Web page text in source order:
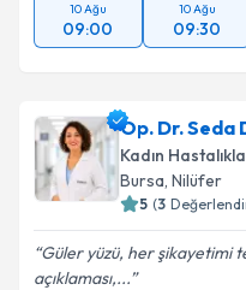
10 Ağu
09:00
10 Ağu
09:30
Op. Dr. Seda
Kadın
Bursa, Nilüfer
5 (3
Güler yüzü, her şikayetimi
açıklaması,...